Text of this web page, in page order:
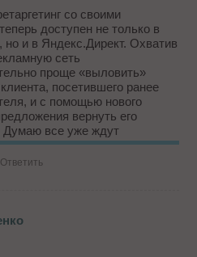
со своими
доступен не только в
но и в Яндекс.Директ. Охватив
сеть
проще «выловить»
посетившего ранее
и с помощью нового
вернуть его
Думаю все уже ждут
использования в РСЯ
а не только текстовых
Ответить